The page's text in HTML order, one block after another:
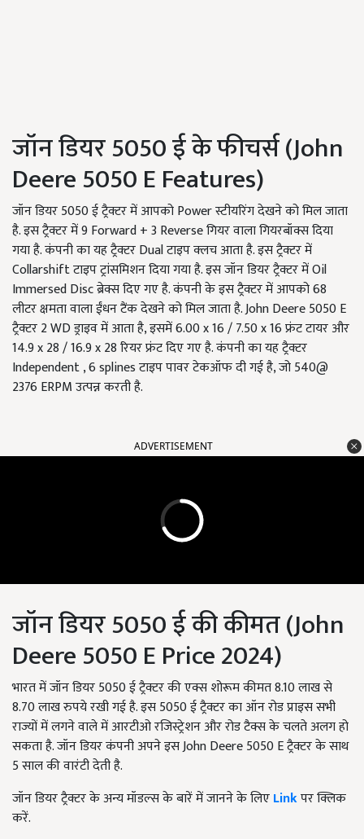
जॉन डियर 5050 ई के फीचर्स (John
Deere 5050 E Features)
जॉन डियर 5050 ई ट्रैक्टर में आपको Power स्टीयरिंग देखने को मिल जाता
है. इस ट्रैक्टर में 9 Forward + 3 Reverse गियर वाला गियरबॉक्स दिया
गया है. कंपनी का यह ट्रैक्टर Dual टाइप क्लच आता है. इस ट्रैक्टर में
Collarshift टाइप ट्रांसमिशन दिया गया है. इस जॉन डियर ट्रैक्टर में Oil
Immersed Disc ब्रेक्स दिए गए है. कंपनी के इस ट्रैक्टर में आपको 68
लीटर क्षमता वाला ईंधन टैंक देखने को मिल जाता है. John Deere 5050 E
ट्रैक्टर 2 WD ड्राइव में आता है, इसमें 6.00 x 16 / 7.50 x 16 फ्रंट टायर और
14.9 x 28 / 16.9 x 28 रियर फ्रंट दिए गए है. कंपनी का यह ट्रैक्टर
Independent , 6 splines टाइप पावर टेकऑफ दी गई है, जो 540@
2376 ERPM उत्पन्न करती है.
ADVERTISEMENT
जॉन डियर 5050 ई की कीमत (John
Deere 5050 E Price 2024)
भारत में जॉन डियर 5050 ई ट्रैक्टर की एक्स शोरूम कीमत 8.10 लाख से
8.70 लाख रुपये रखी गई है. इस 5050 ई ट्रैक्टर का ऑन रोड प्राइस सभी
राज्यों में लगने वाले में आरटीओ रजिस्ट्रेशन और रोड टैक्स के चलते अलग हो
सकता है. जॉन डियर कंपनी अपने इस John Deere 5050 E ट्रैक्टर के साथ
5 साल की वारंटी देती है.
जॉन डियर ट्रैक्टर के अन्य मॉडल्स के बारें में जानने के लिएLinkपर क्लिक
करें.